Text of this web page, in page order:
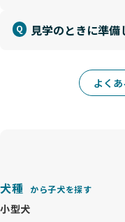
見学のときに準備
よく
犬種 から子犬を探す
小型犬